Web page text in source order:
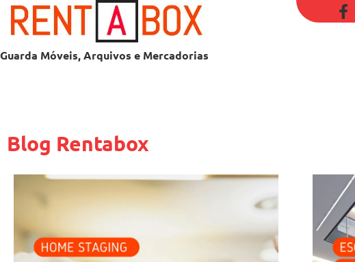
Guarda Móveis, Arquivos e Mercadorias
Blog Rentabox